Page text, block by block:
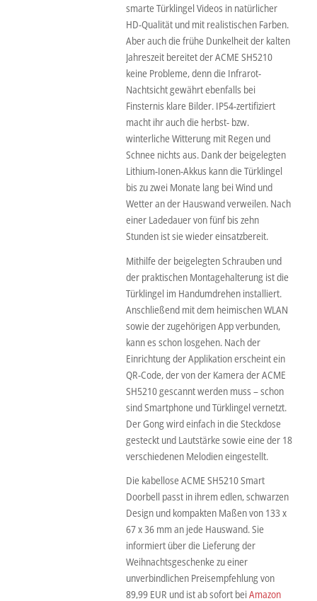
smarte Türklingel Videos in natürlicher
HD-Qualität und mit realistischen Farben.
Aber auch die frühe Dunkelheit der kalten
Jahreszeit bereitet der ACME SH5210
keine Probleme, denn die Infrarot-
Nachtsicht gewährt ebenfalls bei
Finsternis klare Bilder. IP54-zertifiziert
macht ihr auch die herbst- bzw.
winterliche Witterung mit Regen und
Schnee nichts aus. Dank der beigelegten
Lithium-Ionen-Akkus kann die Türklingel
bis zu zwei Monate lang bei Wind und
Wetter an der Hauswand verweilen. Nach
einer Ladedauer von fünf bis zehn
Stunden ist sie wieder einsatzbereit.
Mithilfe der beigelegten Schrauben und
der praktischen Montagehalterung ist die
Türklingel im Handumdrehen installiert.
Anschließend mit dem heimischen WLAN
sowie der zugehörigen App verbunden,
kann es schon losgehen. Nach der
Einrichtung der Applikation erscheint ein
QR-Code, der von der Kamera der ACME
SH5210 gescannt werden muss – schon
sind Smartphone und Türklingel vernetzt.
Der Gong wird einfach in die Steckdose
gesteckt und Lautstärke sowie eine der 18
verschiedenen Melodien eingestellt.
Die kabellose ACME SH5210 Smart
Doorbell passt in ihrem edlen, schwarzen
Design und kompakten Maßen von 133 x
67 x 36 mm an jede Hauswand. Sie
informiert über die Lieferung der
Weihnachtsgeschenke zu einer
unverbindlichen Preisempfehlung von
89,99 EUR und ist ab sofort beiAmazon